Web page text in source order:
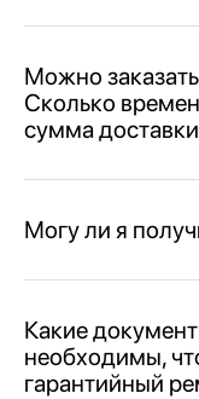
Можно
Сколько
сумма
Могу ли я
Какие
необходимы,
гарантийный